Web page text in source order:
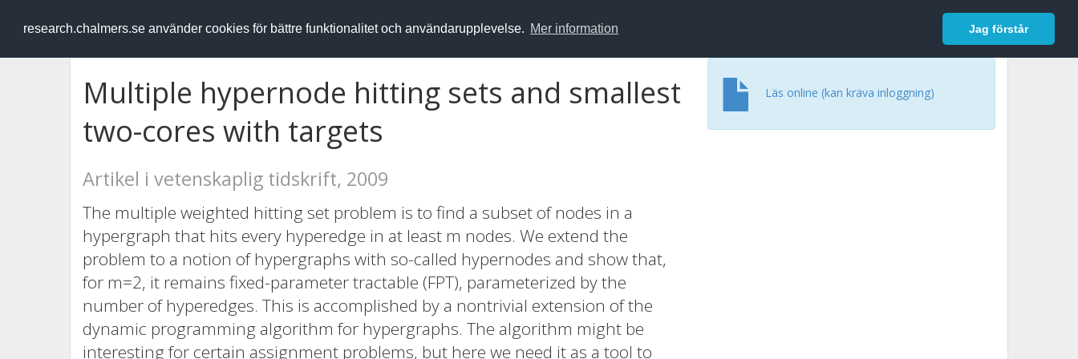
research.chalmers.se använder cookies för bättre funktionalitet och användarupplevelse. Mer information Jag förstår
RESEARCH.chalmers.se Logga in
Multiple hypernode hitting sets and smallest
two-cores with targets
Artikel i vetenskaplig tidskrift, 2009
The multiple weighted hitting set problem is to find a subset of nodes in a
hypergraph that hits every hyperedge in at least m nodes. We extend the
problem to a notion of hypergraphs with so-called hypernodes and show that,
for m=2, it remains fixed-parameter tractable (FPT), parameterized by the
number of hyperedges. This is accomplished by a nontrivial extension of the
dynamic programming algorithm for hypergraphs. The algorithm might be
interesting for certain assignment problems, but here we need it as a tool to
Läs online (kan kräva inloggning)